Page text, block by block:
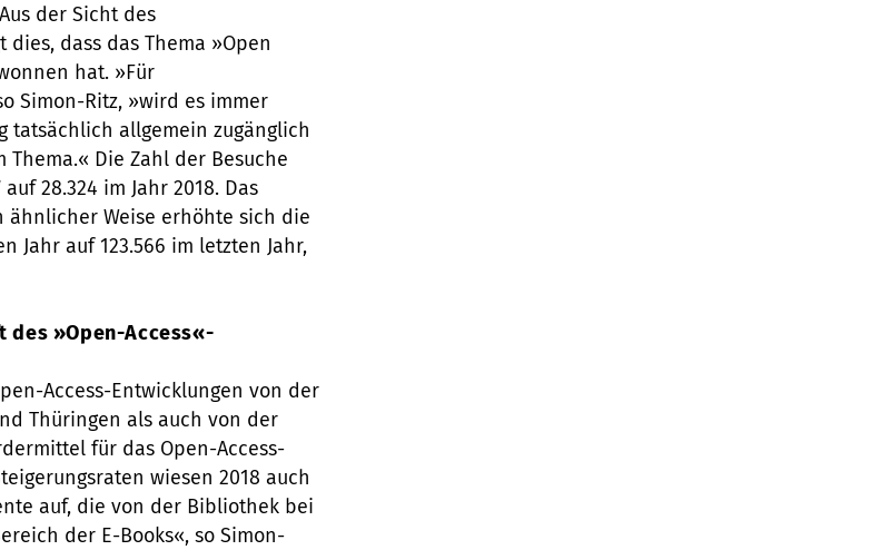
der Sicht des
dass das Thema »Open
hat. »Für
Simon-Ritz, »wird es immer
tatsächlich allgemein zugänglich
Die Zahl der Besuche
28.324 im Jahr 2018. Das
ähnlicher Weise erhöhte sich die
Jahr auf 123.566 im letzten Jahr,
»Open-Access«-
Access-Entwicklungen von der
Thüringen als auch von der
für das Open-Access-
wiesen 2018 auch
auf, die von der Bibliothek bei
der E-Books«, so Simon-